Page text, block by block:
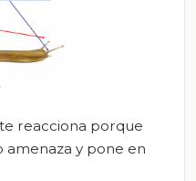
reacciona porque
y pone en